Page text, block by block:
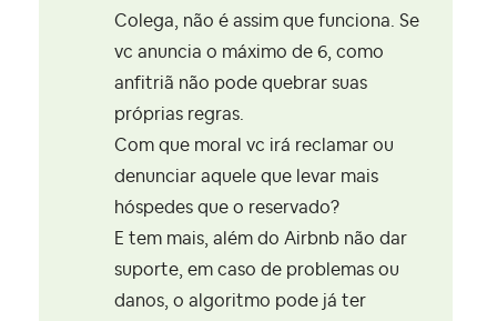
Colega, não é assim que funciona. Se
vc anuncia o máximo de 6, como
anfitriã não pode quebrar suas
próprias regras.
Com que moral vc irá reclamar ou
denunciar aquele que levar mais
hóspedes que o reservado?
E tem mais, além do Airbnb não dar
suporte, em caso de problemas ou
danos, o algoritmo pode já ter